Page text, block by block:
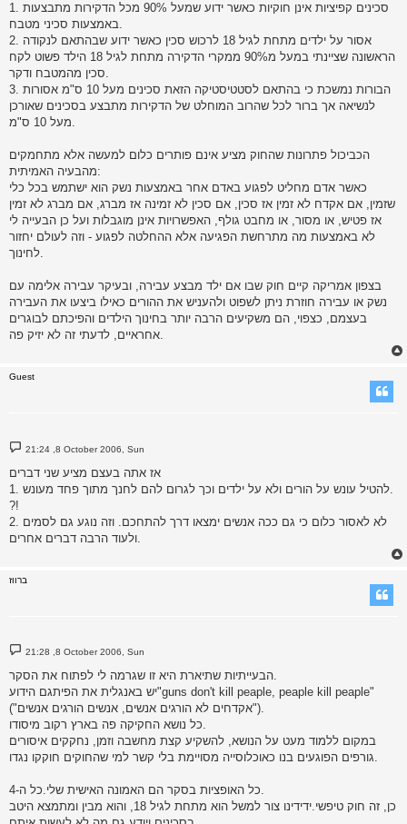
1. סכינים קפיציות אינן חוקיות כאשר ידוע שמעל 90% מכל הדקירות מתבצעות
באמצעות סכיני מטבח.
2. אסור על ילדים מתחת לגיל 18 לרכוש סכין כאשר ידוע שבהתאם לנקודה
הראשונה שציינתי במעל מ90% ממקרי הדקירה מתחת לגיל 18 הילד פשוט לקח
סכין מהמטבח ודקר.
3. הבורות נמשכת כי בהתאם לסטטיסטיקה הזאת סכינים מעל 10 ס"מ אסורות
לנשיאה אך ברור לכל שהרוב המוחלט של הדקירות מתבצע בסכינים שאורכן
מעל 10 ס"מ.
הכביכול פתרונות שהחוק מציע אינם פותרים כלום למעשה אלא מתחמקים
מהבעיה האמיתית:
כאשר אדם מחליט לפגוע באדם אחר באמצעות נשק הוא ישתמש בכל כלי
שזמין, אם אקדח לא זמין אז סכין, אם סכין לא זמינה אז מברג, אם מברג לא זמין
אז פטיש, או מסור, או מחבט גולף, האפשרויות אינן מוגבלות ועל כן הבעייה לי
לא באמצעות מה מתרחשת הפגיעה אלא ההחלטה לפגוע - וזה לעולם יחזור
לחינוך.
בצפון אמריקה קיים חוק שבו אם ילד מבצע עבירה, ובעיקר עבירה אלימה עם
נשק או עבירה חוזרת ניתן לשפוט ולהעניש את ההורים כאילו ביצעו את העבירה
בעצמם, כצפוי, הם משקיעים הרבה יותר בחינוך הילדים והפיכתם לבוגרים
אחראיים, לדעתי זה לא יזיק פה.
Guest
P
o
t
21:24 ,8 October 2006, Sun
אז אתה בעצם מציע שני דברים
1. להטיל עונש על הורים ולא על ילדים וכך לגרום להם לחנך מתוך פחד מעונש.
?!
2. לא לאסור כלום כי גם ככה אנשים ימצאו דרך להתחכם. וזה נוגע גם לסמים
ברווז
P
o
t
21:28 ,8 October 2006, Sun
הבעייתיות שתיארת היא זו שגרמה לי לפתוח את הסקר.
יש באנגלית את הפיתגם הידוע"guns don't kill peaple, peaple kill peaple"
("אקדחים לא הורגים אנשים, אנשים הורגים אנשים").
כל נושא החקיקה פה בארץ רקוב מיסודו.
במקום ללמוד מעט על הנושא, להשקיע קצת מחשבה וזמן, נחקקים איסורים
גורפים הפוגעים בנו כאוכלוסייה מסויימת בלי קשר למי שהחוקים חוקקו נגדו.
כל האופציות בסקר הם האמונה האישית שלי.כל ה-4.
כן, זה חוק טיפשי.ידידינו צור למשל הוא מתחת לגיל 18, והוא מבין ומתמצא היטב